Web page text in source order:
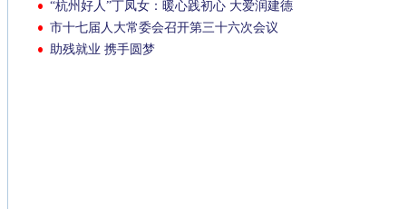
“杭州好人”丁凤女：暖心践初心 大爱润建德
市十七届人大常委会召开第三十六次会议
助残就业 携手圆梦